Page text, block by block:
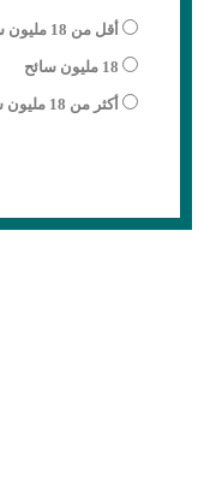
أقل من 18 مليون سائح
18 مليون سائح
أكثر من 18 مليون سائح